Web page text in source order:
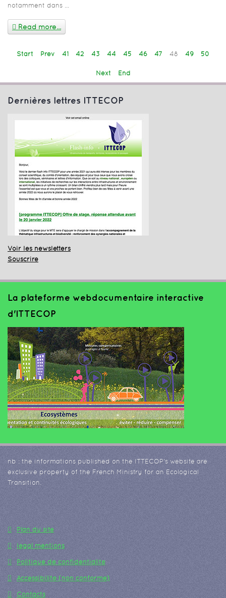
notamment dans ...
Read more...
Start Prev 41 42 43 44 45 46 47 48 49 50
Next End
Dernières lettres ITTECOP
Voir les newsletters
Souscrire
La plateforme webdocumentaire interactive
d'ITTECOP
nb : the informations published on the ITTECOP's website are
exclusive property of the French Ministry for an Ecological
Transition.
Plan du site
legal mentions
Politique de confidentialité
Accessibilité (non conforme)
Contacts